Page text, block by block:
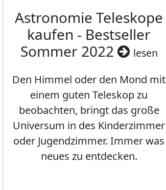
Astronomie Teleskope
kaufen - Bestseller
Sommer 2022
lesen
Den Himmel oder den Mond mit
einem guten Teleskop zu
beobachten, bringt das große
Universum in des Kinderzimmer
oder Jugendzimmer. Immer was
neues zu entdecken.